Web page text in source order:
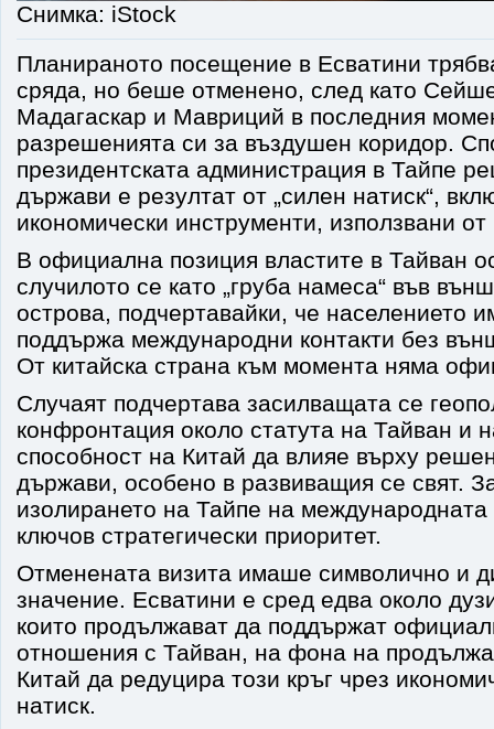
Снимка: iStock
Планираното посещение в Есватини
сряда, но беше отменено, след като
Мадагаскар и Мавриций в последния
разрешенията си за въздушен коридор.
президентската администрация в Тайпе
държави е резултат от „силен натиск“,
икономически инструменти, използвани
В официална позиция властите в Тайван
случилото се като „груба намеса“ във
острова, подчертавайки, че населението
поддържа международни контакти без
От китайска страна към момента няма
Случаят подчертава засилващата се
конфронтация около статута на Тайван и
способност на Китай да влияе върху
държави, особено в развиващия се свят.
изолирането на Тайпе на международната
ключов стратегически приоритет.
Отменената визита имаше символично и
значение. Есватини е сред едва около
които продължават да поддържат
отношения с Тайван, на фона на
Китай да редуцира този кръг чрез
натиск.